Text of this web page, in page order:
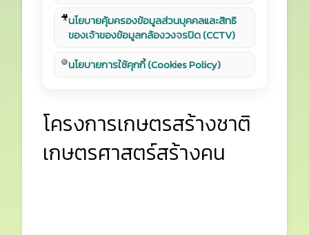
🎥นโยบายคุ้มครองข้อมูลส่วนบุคคลและสิทธิ
ของเจ้าของข้อมูลกล้องวงจรปิด (CCTV)
🍪นโยบายการใช้คุกกี้ (Cookies Policy)
โครงการเกษตรสร้างชาติ
เกษตรศาสตร์สร้างคน